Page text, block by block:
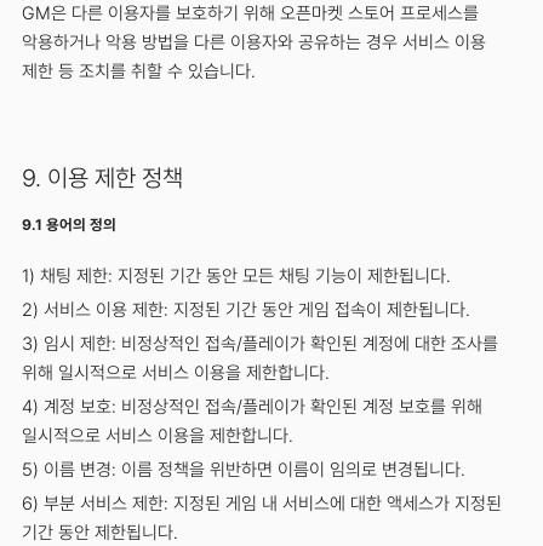
GM은 다른 이용자를 보호하기 위해 오픈마켓 스토어 프로세스를
악용하거나 악용 방법을 다른 이용자와 공유하는 경우 서비스 이용
제한 등 조치를 취할 수 있습니다.
9. 이용 제한 정책
9.1 용어의 정의
1) 채팅 제한: 지정된 기간 동안 모든 채팅 기능이 제한됩니다.
2) 서비스 이용 제한: 지정된 기간 동안 게임 접속이 제한됩니다.
3) 임시 제한: 비정상적인 접속/플레이가 확인된 계정에 대한 조사를
위해 일시적으로 서비스 이용을 제한합니다.
4) 계정 보호: 비정상적인 접속/플레이가 확인된 계정 보호를 위해
일시적으로 서비스 이용을 제한합니다.
5) 이름 변경: 이름 정책을 위반하면 이름이 임의로 변경됩니다.
6) 부분 서비스 제한: 지정된 게임 내 서비스에 대한 액세스가 지정된
기간 동안 제한됩니다.